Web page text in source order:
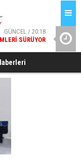
GÜNCEL / 20:18
SÜRÜYOR
MILLÎ